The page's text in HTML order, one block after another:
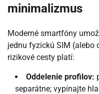
minimalizmus
Moderné smartfóny
jednu fyzickú SIM (alebo
rizikové cesty platí:
Oddelenie profilov:
separátne; vypínajte